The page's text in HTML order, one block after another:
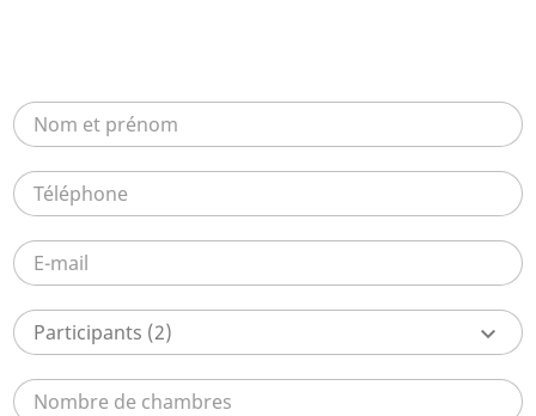
Participants (2) keyboard_arrow_down